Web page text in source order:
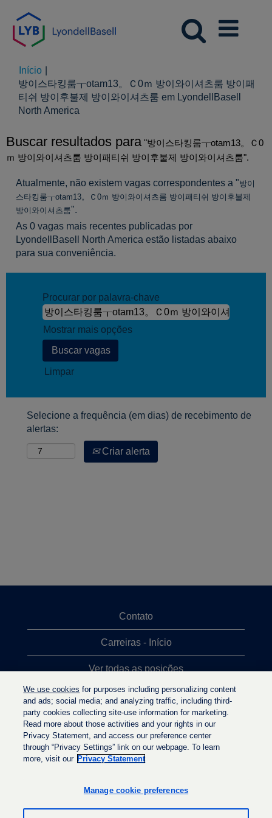
Início
방이스타킹룸┰otam13。Ｃ0ｍ 방이와이셔츠룸 방이패
티쉬 방이후불제 방이와이셔츠룸 em LyondellBasell
North America
Buscar resultados para "방이스타킹룸┰otam13。Ｃ0
ｍ 방이와이셔츠룸 방이패티쉬 방이후불제 방이와이셔츠룸".
Atualmente, não existem vagas correspondentes a "방이
스타킹룸┰otam13。Ｃ0ｍ 방이와이셔츠룸 방이패티쉬 방이후불제
방이와이셔츠룸".
As 0 vagas mais recentes publicadas por
LyondellBasell North America estão listadas abaixo
para sua conveniência.
Procurar por palavra-chave
Mostrar mais opções
Limpar
Selecione a frequência (em dias) de recebimento de
alertas:
Criar alerta
Contato
Carreiras - Início
Ver todas as posições
Posições mais procuradas
Política de privacidade
r
e
r
e
We use cookies for purposes including personalizing content
and ads; social media; and analyzing traffic, including third-
party cookies collecting site-use information for marketing.
Read more about those activities and your rights in our
Privacy Statement, and access our preference center
through “Privacy Settings” link on our webpage. To learn
more, visit our Privacy Statement
Manage cookie preferences